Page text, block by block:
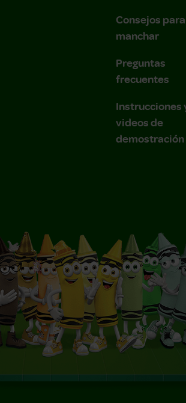
Consejos para
manchar
Preguntas
frecuentes
Instrucciones
videos de
demostración